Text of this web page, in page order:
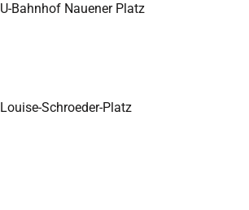
U-Bahnhof Nauener Platz
Louise-Schroeder-Platz